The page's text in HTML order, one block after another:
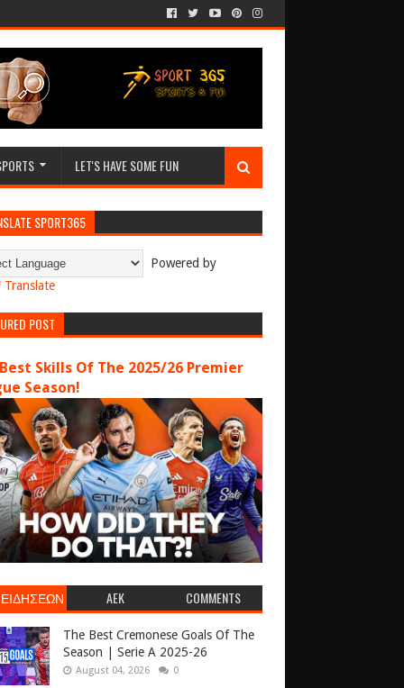
LET'S HAVE SOME FUN
SPORT365
Powered by
Translate
POST
Skills Of The 2025/26 Premier
Season!
AEK COMMENTS
The Best Cremonese Goals Of The
Season | Serie A 2025-26
August 04, 2026 0